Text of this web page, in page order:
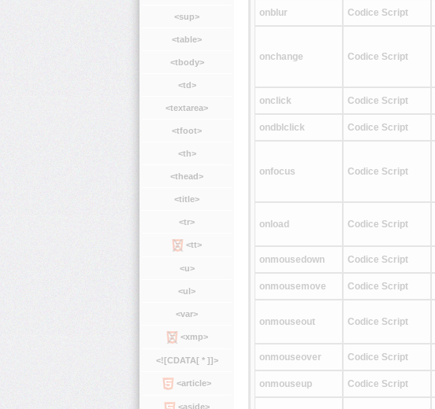
<sup>
<table>
<tbody>
<td>
<textarea>
<tfoot>
<th>
<thead>
<title>
<tr>
<tt>
<u>
<ul>
<var>
<xmp>
<![CDATA[ * ]]>
<article>
<aside>
onblur Codice Script
onchange Codice Script
onclick Codice Script
ondblclick Codice Script
onfocus Codice Script
onload Codice Script
onmousedown Codice Script
onmousemove Codice Script
onmouseout Codice Script
onmouseover Codice Script
onmouseup Codice Script